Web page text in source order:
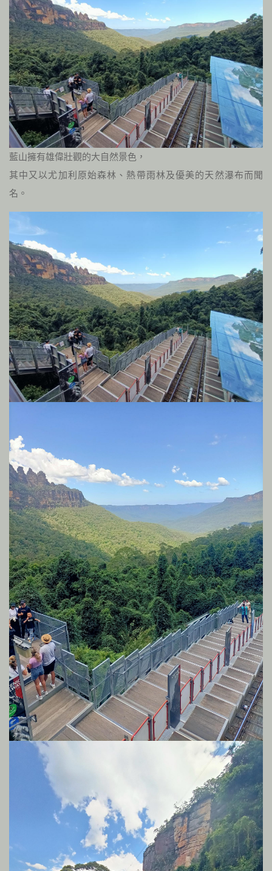
藍山擁有雄偉壯觀的大自然景色，
其中又以尤加利原始森林、熱帶雨林及優美的天然瀑布而聞
名。